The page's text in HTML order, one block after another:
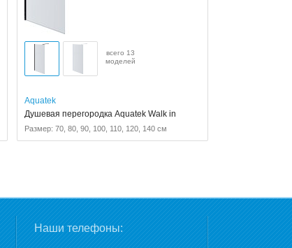
всего 13
моделей
Aquatek
Душевая перегородка Aquatek Walk in
Размер: 70, 80, 90, 100, 110, 120, 140 см
Наши телефоны: